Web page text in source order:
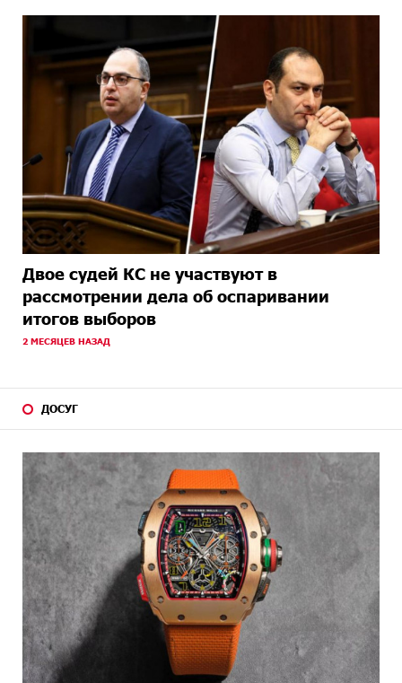
Двое судей КС не участвуют в
рассмотрении дела об оспаривании
итогов выборов
2 МЕСЯЦЕВ НАЗАД
ДОСУГ